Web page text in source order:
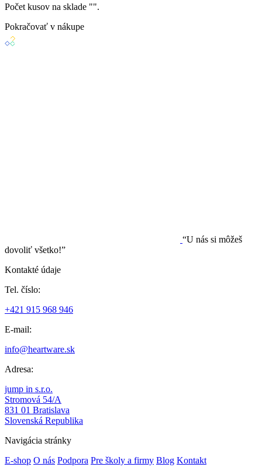
Počet kusov na sklade "".
Pokračovať v nákupe
“U nás si môžeš
dovoliť všetko!”
Kontakté údaje
Tel. číslo:
+421 915 968 946
E-mail:
info@heartware.sk
Adresa:
jump in s.r.o.
Stromová 54/A
831 01 Bratislava
Slovenská Republika
Navigácia stránky
E-shop O nás Podpora Pre školy a firmy Blog Kontakt